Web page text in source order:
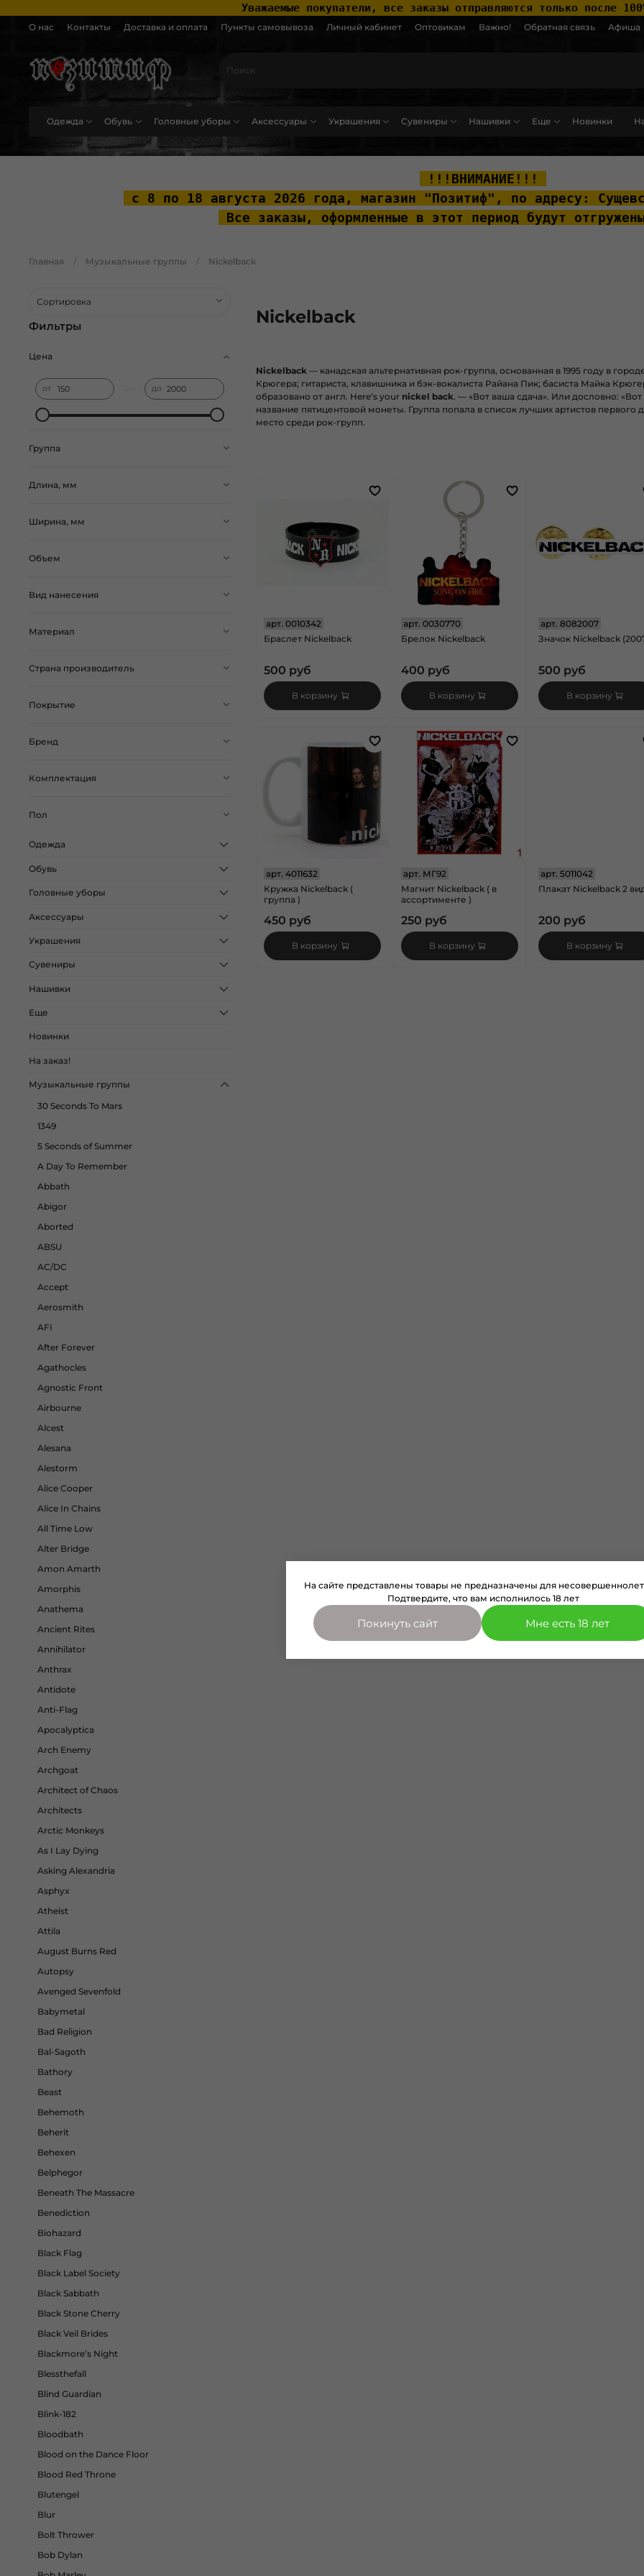
Уважаемые покупатели, все заказы отправляются только после
О нас Контакты Доставка и оплата Пункты самовывоза Личный кабинет Оптовикам Важно! Обратная связь Афиша
Одежда Обувь Головные уборы Аксессуары Украшения Сувениры Нашивки Еще Новинки
!!!ВНИМАНИЕ!!!
с 8 по 18 августа 2026 года, магазин "Позитиф", по адресу:
Все заказы, оформленные в этот период будут
Главная Музыкальные группы Nickelback
Nickelback
Nickelback— канадская альтернативная рок-группа, основанная в 1995 году в
Крюгера; гитариста, клавишника и бэк-вокалиста Райана Пик; басиста Майка
образовано от англ. Here’s your nickel back. — «Вот ваша сдача». Или дословно:
название пятицентовой монеты. Группа попала в список лучших артистов
место среди рок-групп.
арт. 0010342
Браслет Nickelback
500 руб
В корзину
арт. 0030770
Брелок Nickelback
400 руб
В корзину
арт. 8082007
Значок Nickelback
500 руб
В корзину
арт. 4011632
Кружка Nickelback (
группа )
450 руб
В корзину
арт. МГ92
Магнит Nickelback ( в
ассортименте )
250 руб
В корзину
арт. 5011042
Плакат Nickelback 2
200 руб
В корзину
Фильтры
Цена
от до
Группа
Длина, мм
Ширина, мм
Объем
Вид нанесения
Материал
Страна производитель
Покрытие
Бренд
Комплектация
Пол
Одежда
Обувь
Головные уборы
Аксессуары
Украшения
Сувениры
Нашивки
Еще
Новинки
На заказ!
Музыкальные группы
30 Seconds To Mars
1349
5 Seconds of Summer
A Day To Remember
Abbath
Abigor
Aborted
ABSU
AC/DC
Accept
Aerosmith
AFI
After Forever
Agathocles
Agnostic Front
Airbourne
Alcest
Alesana
Alestorm
Alice Cooper
Alice In Chains
All Time Low
Alter Bridge
Amon Amarth
Amorphis
Anathema
Ancient Rites
Annihilator
Anthrax
Antidote
Anti-Flag
Apocalyptica
Arch Enemy
Archgoat
Architect of Chaos
Architects
Arctic Monkeys
As I Lay Dying
Asking Alexandria
Asphyx
Atheist
Attila
August Burns Red
Autopsy
Avenged Sevenfold
Babymetal
Bad Religion
Bal-Sagoth
Bathory
Beast
Behemoth
Beherit
Behexen
Belphegor
Beneath The Massacre
Benediction
Biohazard
Black Flag
Black Label Society
Black Sabbath
Black Stone Cherry
Black Veil Brides
Blackmore’s Night
Blessthefall
Blind Guardian
Blink-182
Bloodbath
Blood on the Dance Floor
Blood Red Throne
Blutengel
Blur
Bolt Thrower
Bob Dylan
На сайте представлены товары не предназначены для
Подтвердите, что вам исполнилось 18 лет
Покинуть сайт Мне есть 18 лет